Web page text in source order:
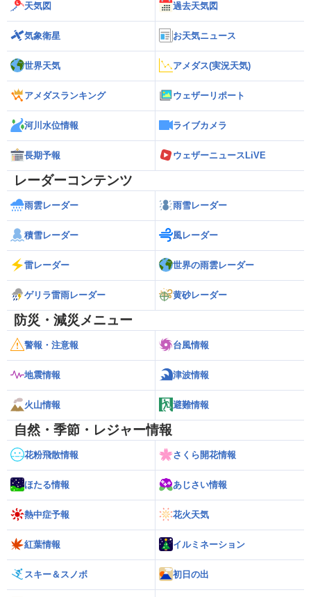
天気図 過去天気図
気象衛星 お天気ニュース
世界天気 アメダス(実況天気)
アメダスランキング ウェザーリポート
河川水位情報 ライブカメラ
長期予報 ウェザーニュースLiVE
レーダーコンテンツ
雨雲レーダー 雨雪レーダー
積雪レーダー 風レーダー
雷レーダー 世界の雨雲レーダー
ゲリラ雷雨レーダー 黄砂レーダー
防災・減災メニュー
警報・注意報 台風情報
地震情報 津波情報
火山情報 避難情報
自然・季節・レジャー情報
花粉飛散情報 さくら開花情報
ほたる情報 あじさい情報
熱中症予報 花火天気
紅葉情報 イルミネーション
スキー＆スノボ 初日の出